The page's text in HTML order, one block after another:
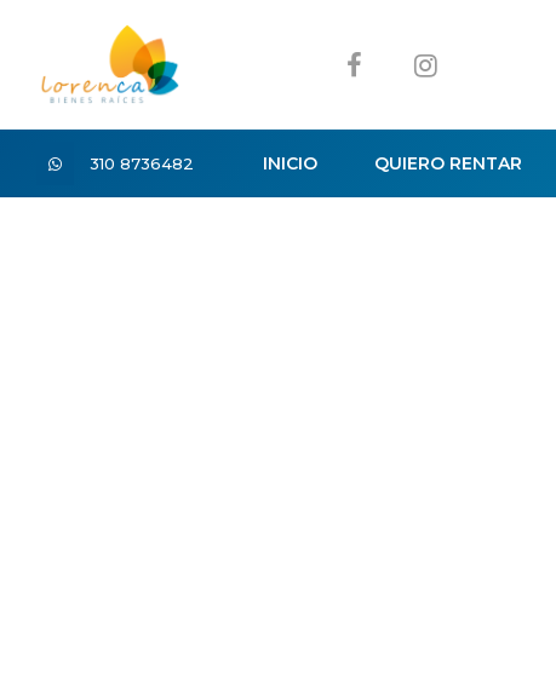
310 8736482 INICIO QUIERO RENTAR